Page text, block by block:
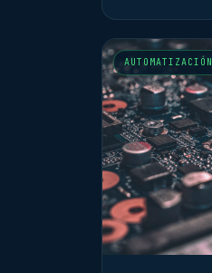
AUTOMATIZACIÓN